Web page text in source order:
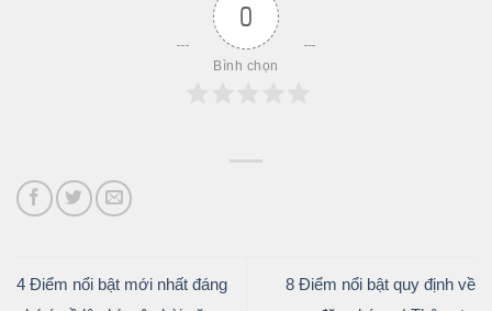
0
Bình chọn
4 Điểm nổi bật mới nhất đáng
8 Điểm nổi bật quy định về